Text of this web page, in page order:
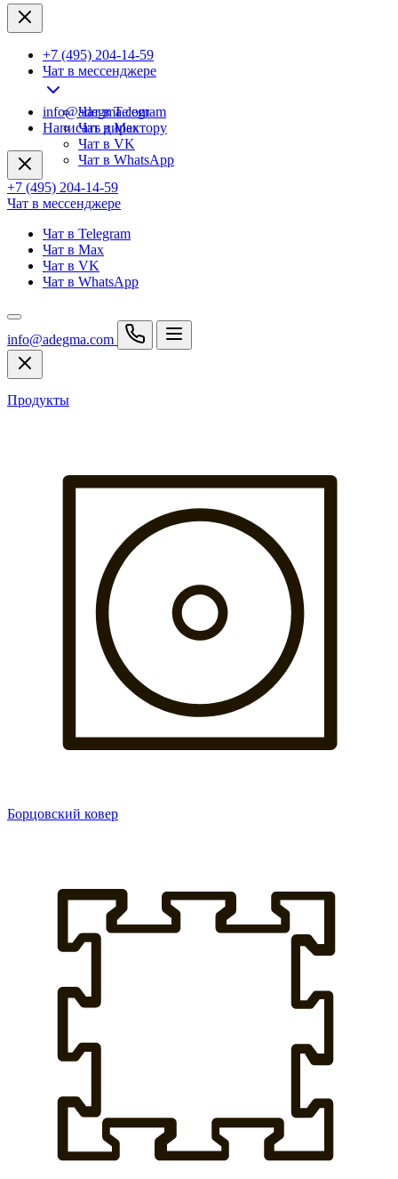
+7 (495) 204-14-59
Чат в мессенджере
Чат в Telegram
Чат в Max
Чат в VK
Чат в WhatsApp
info@adegma.com
Написать директору
+7 (495) 204-14-59
Чат в мессенджере
Чат в Telegram
Чат в Max
Чат в VK
Чат в WhatsApp
info@adegma.com
Продукты
Борцовский ковер